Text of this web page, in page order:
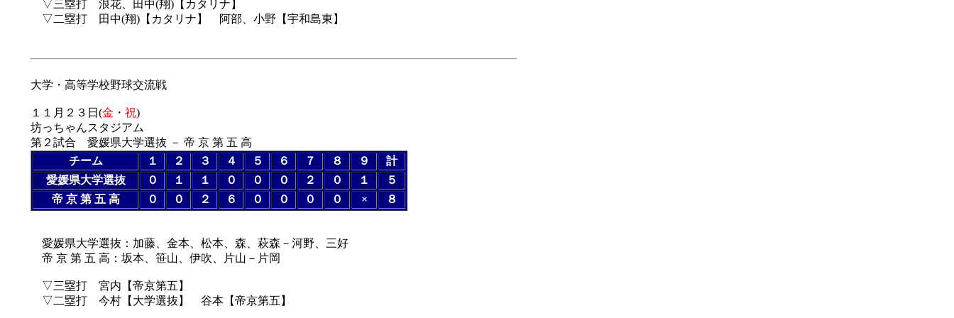
▽三塁打 浪花、田中(翔)【カタリナ】
▽二塁打 田中(翔)【カタリナ】 阿部、小野【宇和島東】
大学・高等学校野球交流戦
１１月２３日(金 ・ 祝)
坊っちゃんスタジアム
第２試合 愛媛県大学選抜 － 帝 京 第 五 高
チーム
１ ２ ３ ４ ５ ６ ７ ８ ９
計
愛媛県大学選抜
０ １ １ ０ ０ ０ ２ ０ １
５
帝 京 第 五 高
０ ０ ２ ６ ０ ０ ０ ０ × ８
愛媛県大学選抜：加藤、金本、松本、森、萩森－河野、三好
帝 京 第 五 高：坂本、笹山、伊吹、片山－片岡
▽三塁打 宮内【帝京第五】
▽二塁打 今村【大学選抜】 谷本【帝京第五】